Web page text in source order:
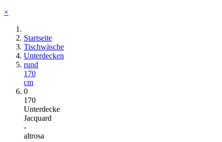
×
Startseite
Tischwäsche
Unterdecken
rund
170
cm
0
170
Unterdecke
Jacquard
-
altrosa